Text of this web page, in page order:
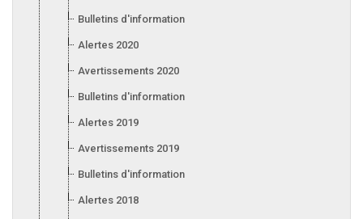
Bulletins d'information 2021
Alertes 2020
Avertissements 2020
Bulletins d'information 2020
Alertes 2019
Avertissements 2019
Bulletins d'information 2019
Alertes 2018